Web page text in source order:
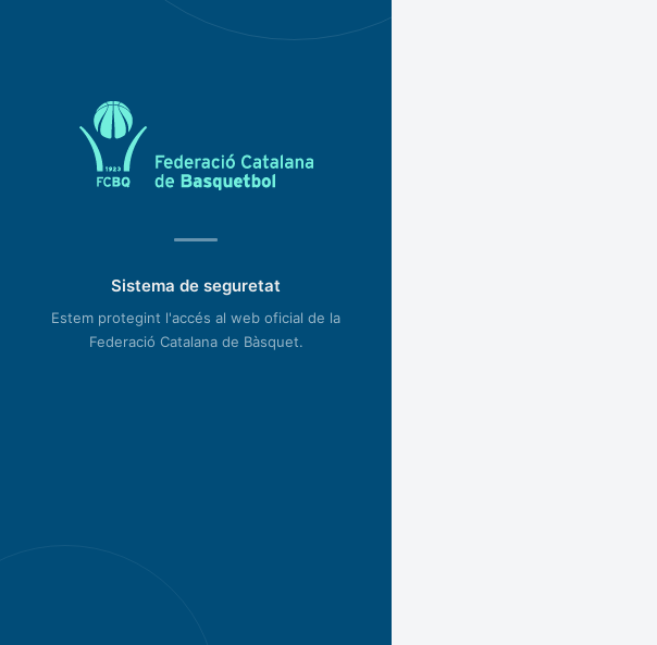
Sistema de seguretat
Estem protegint l'accés al web oficial de la
Federació Catalana de Bàsquet.